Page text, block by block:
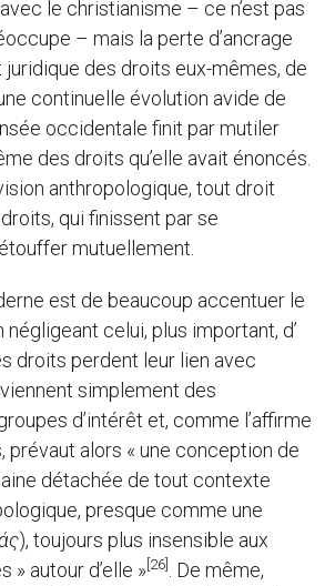
le christianisme – ce n’est pas
– mais la perte d’ancrage
des droits eux-mêmes, de
continuelle évolution avide de
occidentale finit par mutiler
des droits qu’elle avait énoncés.
anthropologique, tout droit
qui finissent par se
mutuellement.
est de beaucoup accentuer le
négligeant celui, plus important, d’
droits perdent leur lien avec
simplement des
d’intérêt et, comme l’affirme
prévaut alors « une conception de
détachée de tout contexte
presque comme une
), toujours plus insensible aux
» autour d’elle »[26]
. De même,